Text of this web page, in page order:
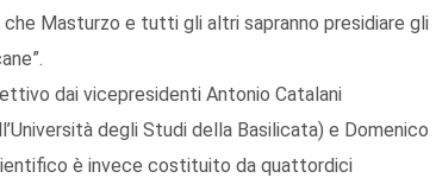
Masturzo e tutti gli altri sapranno presidiare gli
dai vicepresidenti Antonio Catalani
degli Studi della Basilicata) e Domenico
è invece costituito da quattordici